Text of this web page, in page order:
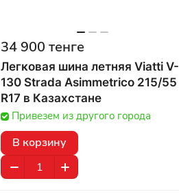
34 900 тенге
Легковая шина летняя Viatti V-
130 Strada Asimmetrico 215/55
R17 в Казахстане
Привезем из другого города
В корзину